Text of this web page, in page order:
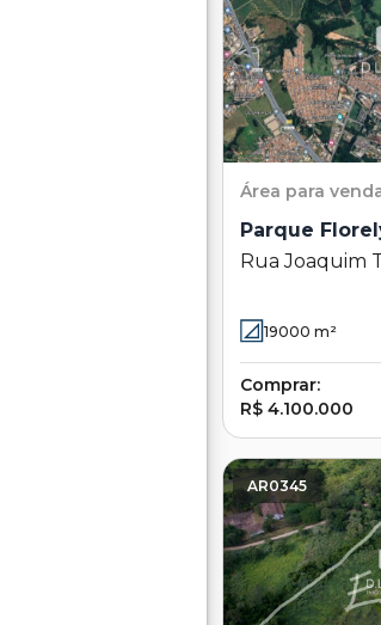
Área para
Parque
Rua Joaquim
Sumaré - SP
19000 m²
Comprar:
R$ 4.100.000
AR0345